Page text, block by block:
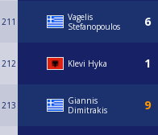
211
Vagelis
Stefanopoulos
212 Klevi Hyka
213
Giannis
Dimitrakis